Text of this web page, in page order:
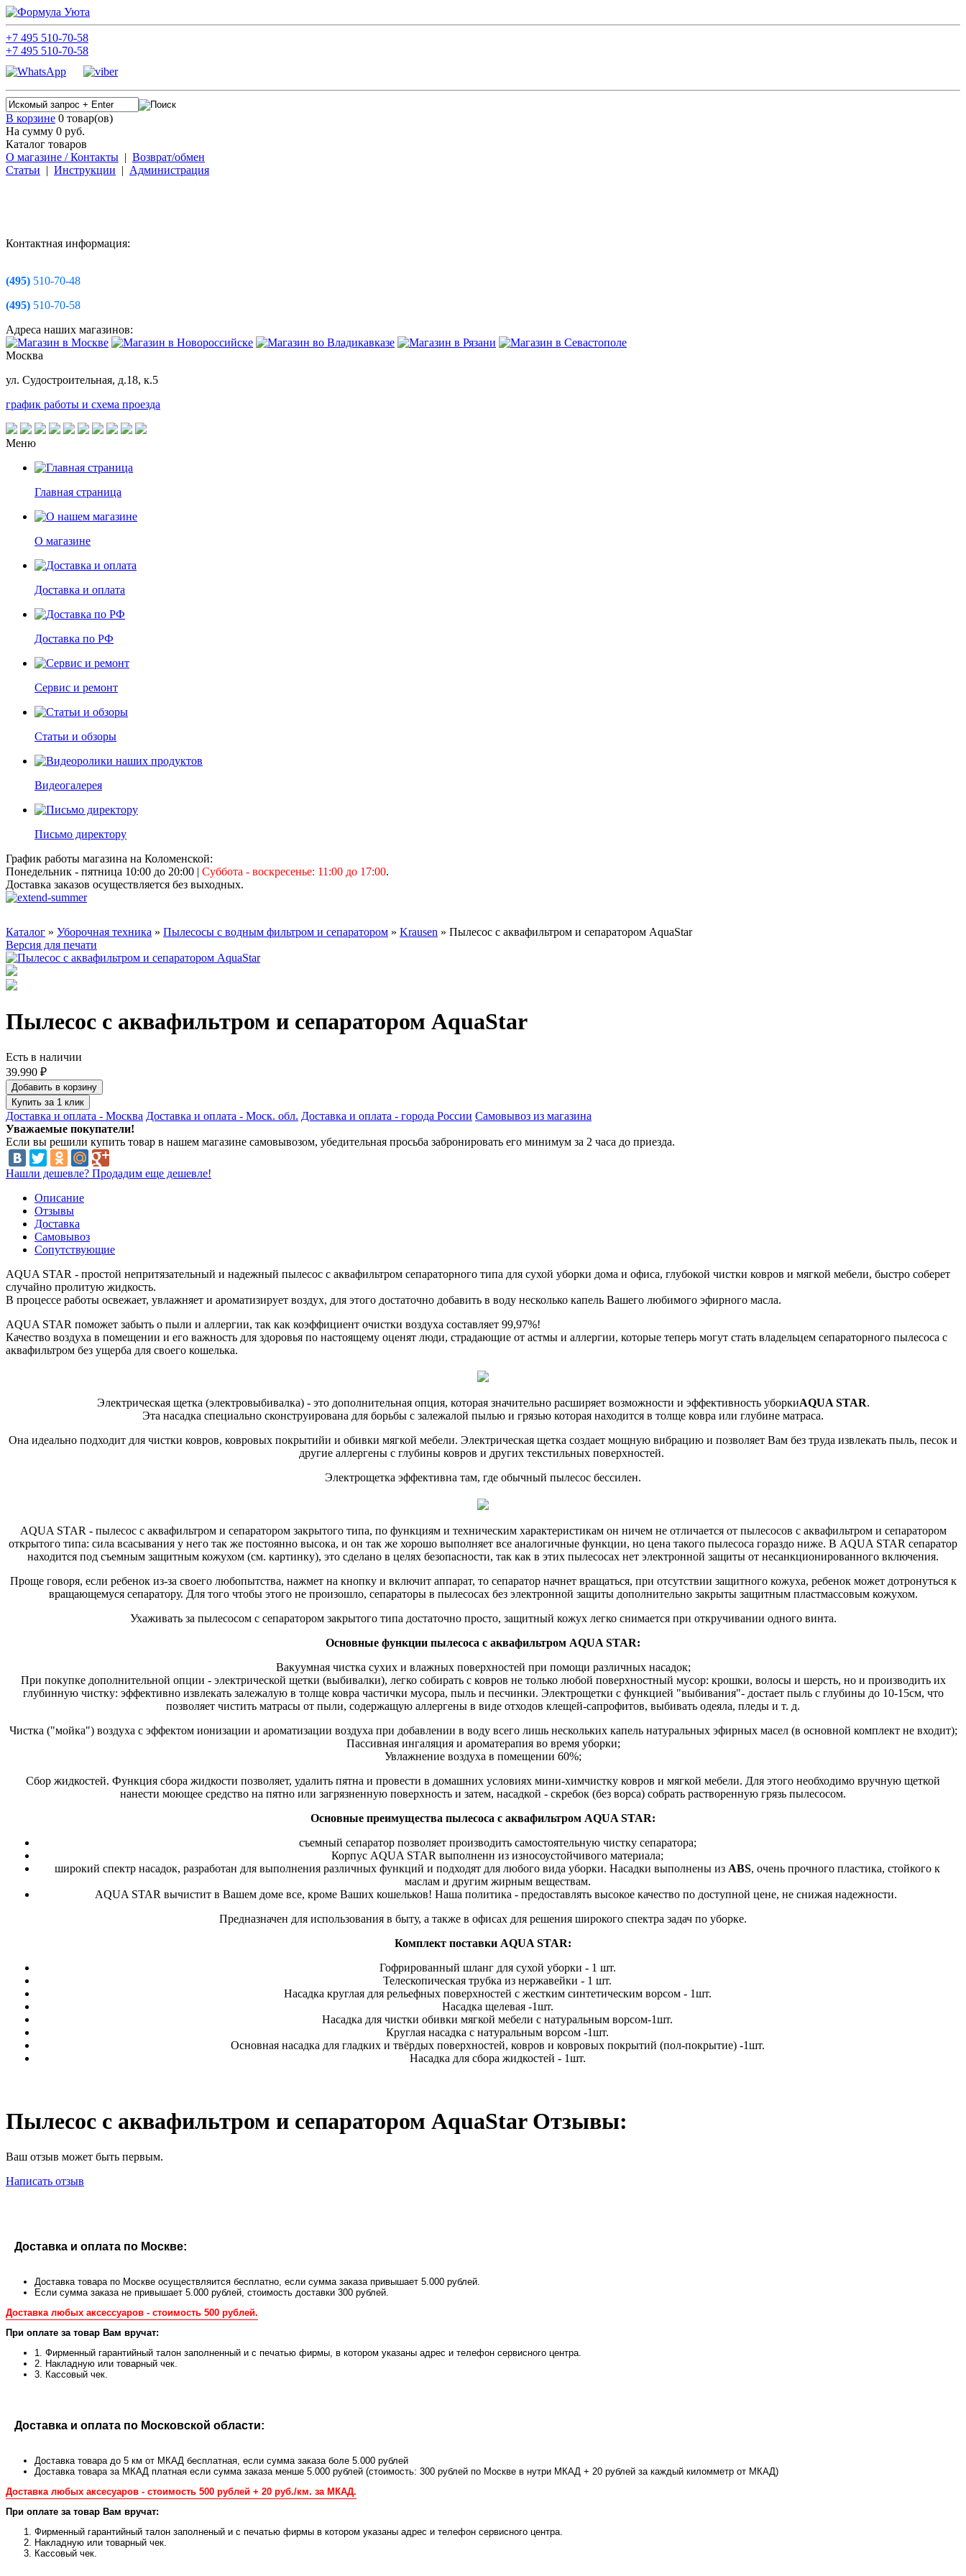
+7 495 510-70-58
+7 495 510-70-58
В корзине 0 товар(ов)
На сумму 0 руб.
Каталог товаров
О магазине / Контакты | Возврат/обмен
Статьи | Инструкции | Администрация
Контактная информация:
(495) 510-70-48
(495) 510-70-58
Адреса наших магазинов:
Москва
ул. Судостроительная, д.18, к.5
график работы и схема проезда
Меню
Главная страница
О магазине
Доставка и оплата
Доставка по РФ
Сервис и ремонт
Статьи и обзоры
Видеогалерея
Письмо директору
График работы магазина на Коломенской:
Понедельник - пятница 10:00 до 20:00 | Суббота - воскресенье: 11:00 до 17:00.
Доставка заказов осуществляется без выходных.
Каталог » Уборочная техника » Пылесосы с водным фильтром и сепаратором » Krausen » Пылесос с аквафильтром и сепаратором AquaStar
Версия для печати
Пылесос с аквафильтром и сепаратором AquaStar
Есть в наличии
39.990 ₽
Добавить в корзину
Купить за 1 клик
Доставка и оплата - Москва Доставка и оплата - Моск. обл. Доставка и оплата - города России Самовывоз из магазина
Уважаемые покупатели!
Если вы решили купить товар в нашем магазине самовывозом, убедительная просьба забронировать его минимум за 2 часа до приезда.
Нашли дешевле? Продадим еще дешевле!
Описание
Отзывы
Доставка
Самовывоз
Сопутствующие
AQUA STAR - простой непритязательный и надежный пылесос с аквафильтром сепараторного типа для сухой уборки дома и офиса, глубокой чистки ковров и мягкой мебели, быстро соберет
случайно пролитую жидкость.
В процессе работы освежает, увлажняет и ароматизирует воздух, для этого достаточно добавить в воду несколько капель Вашего любимого эфирного масла.
AQUA STAR поможет забыть о пыли и аллергии, так как коэффициент очистки воздуха составляет 99,97%!
Качество воздуха в помещении и его важность для здоровья по настоящему оценят люди, страдающие от астмы и аллергии, которые теперь могут стать владельцем сепараторного пылесоса с
аквафильтром без ущерба для своего кошелька.
Электрическая щетка (электровыбивалка) - это дополнительная опция, которая значительно расширяет возможности и эффективность уборкиAQUA STAR.
Эта насадка специально сконструирована для борьбы с залежалой пылью и грязью которая находится в толще ковра или глубине матраса.
Она идеально подходит для чистки ковров, ковровых покрытийи и обивки мягкой мебели. Электрическая щетка создает мощную вибрацию и позволяет Вам без труда извлекать пыль, песок и
другие аллергены с глубины ковров и других текстильных поверхностей.
Электрощетка эффективна там, где обычный пылесос бессилен.
AQUA STAR - пылесос с аквафильтром и сепаратором закрытого типа, по функциям и техническим характеристикам он ничем не отличается от пылесосов с аквафильтром и сепаратором
открытого типа: сила всасывания у него так же постоянно высока, и он так же хорошо выполняет все аналогичные функции, но цена такого пылесоса гораздо ниже. В AQUA STAR сепаратор
находится под съемным защитным кожухом (см. картинку), это сделано в целях безопасности, так как в этих пылесосах нет электронной защиты от несанкционированного включения.
Проще говоря, если ребенок из-за своего любопытства, нажмет на кнопку и включит аппарат, то сепаратор начнет вращаться, при отсутствии защитного кожуха, ребенок может дотронуться к
вращающемуся сепаратору. Для того чтобы этого не произошло, сепараторы в пылесосах без электронной защиты дополнительно закрыты защитным пластмассовым кожухом.
Ухаживать за пылесосом с сепаратором закрытого типа достаточно просто, защитный кожух легко снимается при откручивании одного винта.
Основные функции пылесоса с аквафильтром AQUA STAR:
Вакуумная чистка сухих и влажных поверхностей при помощи различных насадок;
При покупке дополнительной опции - электрической щетки (выбивалки), легко собирать с ковров не только любой поверхностный мусор: крошки, волосы и шерсть, но и производить их
глубинную чистку: эффективно извлекать залежалую в толще ковра частички мусора, пыль и песчинки. Электрощетки с функцией "выбивания"- достает пыль с глубины до 10-15см, что
позволяет чистить матрасы от пыли, содержащую аллергены в виде отходов клещей-сапрофитов, выбивать одеяла, пледы и т. д.
Чистка ("мойка") воздуха с эффектом ионизации и ароматизации воздуха при добавлении в воду всего лишь нескольких капель натуральных эфирных масел (в основной комплект не входит);
Пассивная ингаляция и ароматерапия во время уборки;
Увлажнение воздуха в помещении 60%;
Сбор жидкостей. Функция сбора жидкости позволяет, удалить пятна и провести в домашних условиях мини-химчистку ковров и мягкой мебели. Для этого необходимо вручную щеткой
нанести моющее средство на пятно или загрязненную поверхность и затем, насадкой - скребок (без ворса) собрать растворенную грязь пылесосом.
Основные преимущества пылесоса с аквафильтром AQUA STAR:
съемный сепаратор позволяет производить самостоятельную чистку сепаратора;
Корпус AQUA STAR выполненн из износоустойчивого материала;
широкий спектр насадок, разработан для выполнения различных функций и подходят для любого вида уборки. Насадки выполнены из ABS, очень прочного пластика, стойкого к
маслам и другим жирным веществам.
AQUA STAR вычистит в Вашем доме все, кроме Ваших кошельков! Наша политика - предоставлять высокое качество по доступной цене, не снижая надежности.
Предназначен для использования в быту, а также в офисах для решения широкого спектра задач по уборке.
Комплект поставки AQUA STAR:
Гофрированный шланг для сухой уборки - 1 шт.
Телескопическая трубка из нержавейки - 1 шт.
Насадка круглая для рельефных поверхностей с жестким синтетическим ворсом - 1шт.
Насадка щелевая -1шт.
Насадка для чистки обивки мягкой мебели с натуральным ворсом-1шт.
Круглая насадка с натуральным ворсом -1шт.
Основная насадка для гладких и твёрдых поверхностей, ковров и ковровых покрытий (пол-покрытие) -1шт.
Насадка для сбора жидкостей - 1шт.
Пылесос с аквафильтром и сепаратором AquaStar Отзывы:
Ваш отзыв может быть первым.
Написать отзыв
Доставка и оплата по Москве:
Доставка товара по Москве осуществляится бесплатно, если сумма заказа привышает 5.000 рублей.
Если сумма заказа не привышает 5.000 рублей, стоимость доставки 300 рублей.
Доставка любых аксессуаров - стоимость 500 рублей.
При оплате за товар Вам вручат:
1. Фирменный гарантийный талон заполненный и с печатью фирмы, в котором указаны адрес и телефон сервисного центра.
2. Накладную или товарный чек.
3. Кассовый чек.
Доставка и оплата по Московской области:
Доставка товара до 5 км от МКАД бесплатная, если сумма заказа боле 5.000 рублей
Доставка товара за МКАД платная если сумма заказа менше 5.000 рублей (стоимость: 300 рублей по Москве в нутри МКАД + 20 рублей за каждый киломметр от МКАД)
Доставка любых аксесуаров - стоимость 500 рублей + 20 руб./км. за МКАД.
При оплате за товар Вам вручат:
Фирменный гарантийный талон заполненый и с печатью фирмы в котором указаны адрес и телефон сервисного центра.
Накладную или товарный чек.
Кассовый чек.